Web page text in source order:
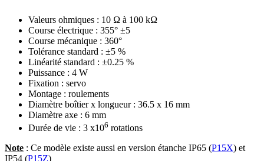
Valeurs ohmiques : 10 Ω à 100 kΩ
Course électrique : 355° ±5
Course mécanique : 360°
Tolérance standard : ±5 %
Linéarité standard : ±0.25 %
Puissance : 4 W
Fixation : servo
Montage : roulements
Diamètre boîtier x longueur : 36.5 x 16 mm
Diamètre axe : 6 mm
Durée de vie : 3 x106 rotations
Note : Ce modèle existe aussi en version étanche IP65 (P15X) et
IP54 (P15Z)